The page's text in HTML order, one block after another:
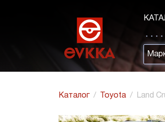
Каталог Toyota Land